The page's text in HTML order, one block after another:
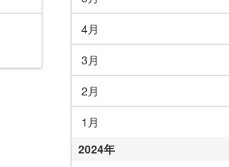
4月
3月
2月
1月
2024年